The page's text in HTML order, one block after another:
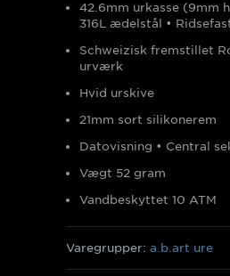
42.6mm urkasse (9mm
316L ædelstål •
Schweizisk fremstillet
urværk
Hvid urskive
21mm sort silikonerem
Datovisning • Central
Vægt 52 gram
Vandbeskyttet 10 ATM
Varegrupper: a.b.art ure